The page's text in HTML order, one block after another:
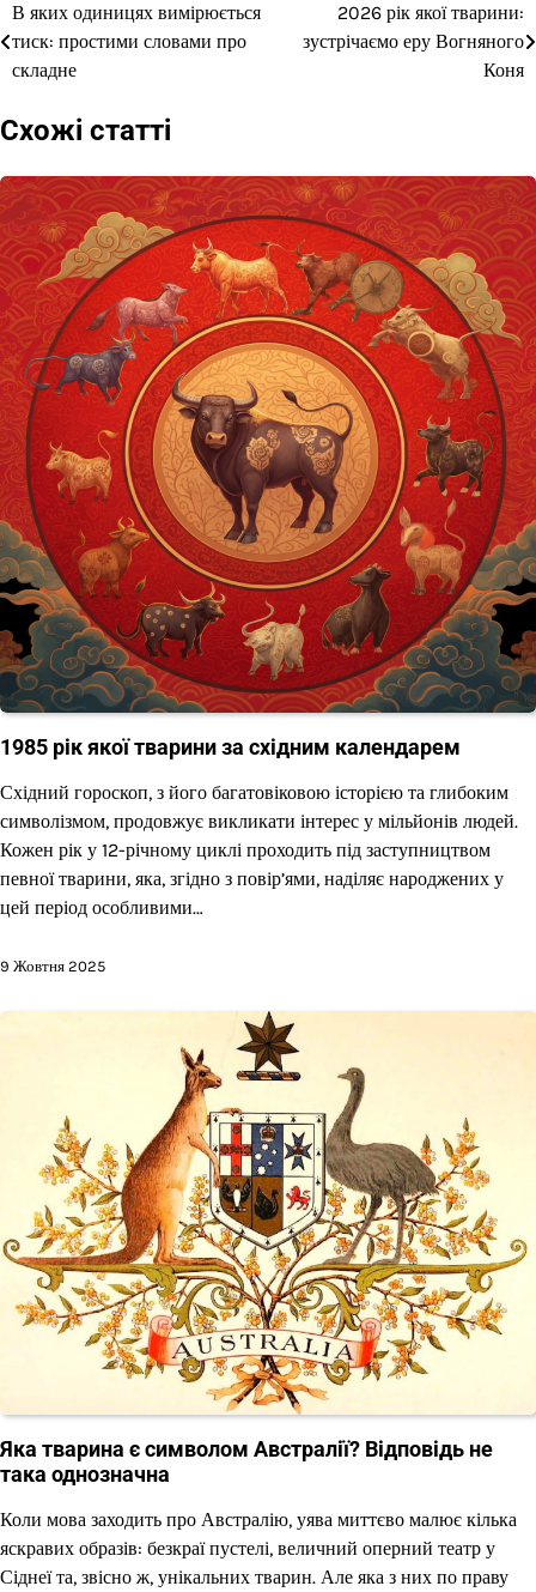
Навігація
записів
В яких одиницях вимірюється
тиск: простими словами про
складне
2026 рік якої тварини:
зустрічаємо еру Вогняного
Коня
Схожі статті
1985 рік якої тварини за східним календарем
Східний гороскоп, з його багатовіковою історією та глибоким
символізмом, продовжує викликати інтерес у мільйонів людей.
Кожен рік у 12-річному циклі проходить під заступництвом
певної тварини, яка, згідно з повір’ями, наділяє народжених у
цей період особливими…
9 Жовтня 2025
Яка тварина є символом Австралії? Відповідь не
така однозначна
Коли мова заходить про Австралію, уява миттєво малює кілька
яскравих образів: безкраї пустелі, величний оперний театр у
Сіднеї та, звісно ж, унікальних тварин. Але яка з них по праву